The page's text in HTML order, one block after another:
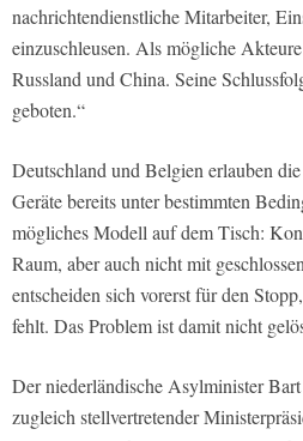
nachrichtendienstliche Mitarbeiter,
einzuschleusen. Als mögliche
Russland und China. Seine
geboten.“
Deutschland und Belgien erlauben
Geräte bereits unter bestimmten
mögliches Modell auf dem Tisch:
Raum, aber auch nicht mit
entscheiden sich vorerst für den
fehlt. Das Problem ist damit nicht
Der niederländische Asylminister
zugleich stellvertretender